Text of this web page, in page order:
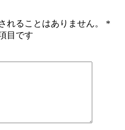
れることはありません。
*
目です